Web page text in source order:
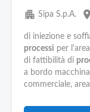
apartment Sipa S.p.A. place
di iniezione e
processi per
di fattibilità di
a bordo
commerciale,